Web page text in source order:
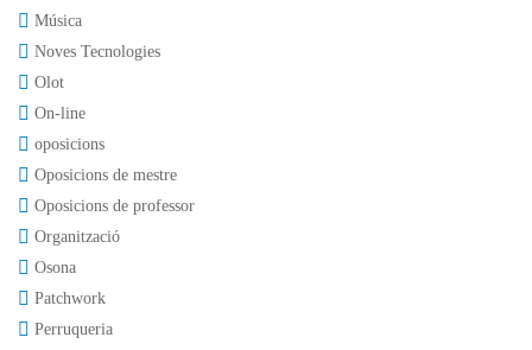
Música
Noves Tecnologies
Olot
On-line
oposicions
Oposicions de mestre
Oposicions de professor
Organització
Osona
Patchwork
Perruqueria